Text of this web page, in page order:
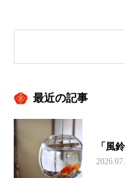
最近の記事
「風